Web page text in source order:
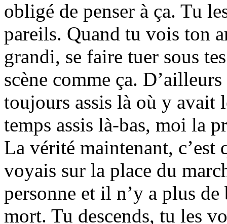
obligé de penser à ça. Tu
pareils. Quand tu vois ton
grandi, se faire tuer sous
scène comme ça.
toujours assis là où y avait
temps assis là-bas, moi la
La vérité maintenant, c’est
voyais sur la place du
personne et il n’y a plus
mort. Tu descends, tu les